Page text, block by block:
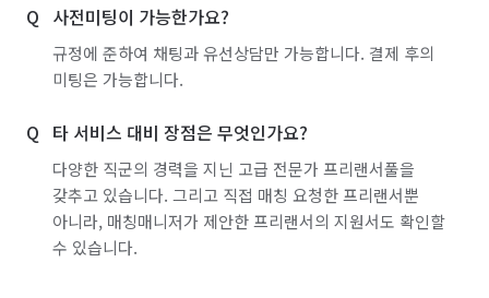
사전미팅이 가능한가요?
규정에 준하여 채팅과 유선상담만 가능합니다. 결제 후의
미팅은 가능합니다.
타 서비스 대비 장점은 무엇인가요?
다양한 직군의 경력을 지닌 고급 전문가 프리랜서풀을
갖추고 있습니다. 그리고 직접 매칭 요청한 프리랜서뿐
아니라, 매칭매니저가 제안한 프리랜서의 지원서도 확인할
수 있습니다.